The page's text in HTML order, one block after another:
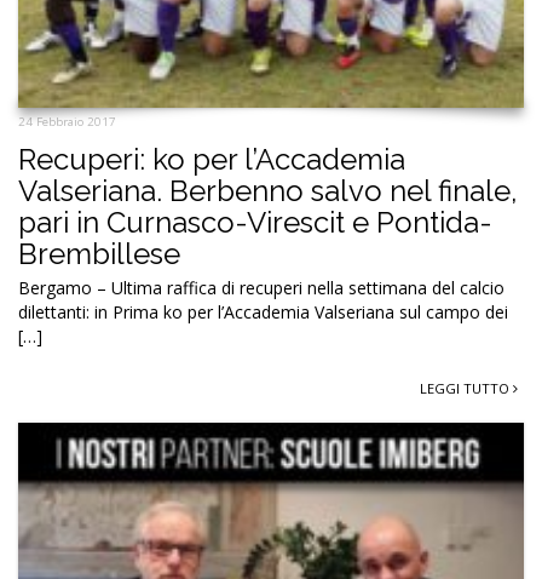
24 Febbraio 2017
Recuperi: ko per l’Accademia
Valseriana. Berbenno salvo nel finale,
pari in Curnasco-Virescit e Pontida-
Brembillese
Bergamo – Ultima raffica di recuperi nella settimana del calcio
dilettanti: in Prima ko per l’Accademia Valseriana sul campo dei
[…]
LEGGI TUTTO